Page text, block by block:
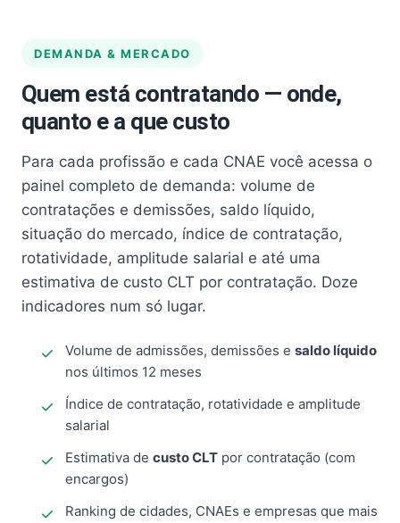
DEMANDA & MERCADO
Quem está contratando — onde,
quanto e a que custo
Para cada profissão e cada CNAE você acessa o
painel completo de demanda: volume de
contratações e demissões, saldo líquido,
situação do mercado, índice de contratação,
rotatividade, amplitude salarial e até uma
estimativa de custo CLT por contratação. Doze
indicadores num só lugar.
Volume de admissões, demissões e saldo líquido
nos últimos 12 meses
Índice de contratação, rotatividade e amplitude
salarial
Estimativa de custo CLT por contratação (com
encargos)
Ranking de cidades, CNAEs e empresas que mais